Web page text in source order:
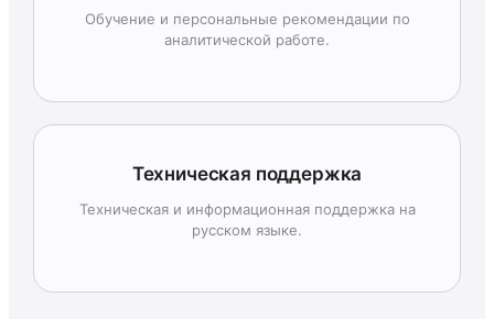
Обучение и персональные рекомендации по
аналитической работе.
Техническая поддержка
Техническая и информационная поддержка на
русском языке.